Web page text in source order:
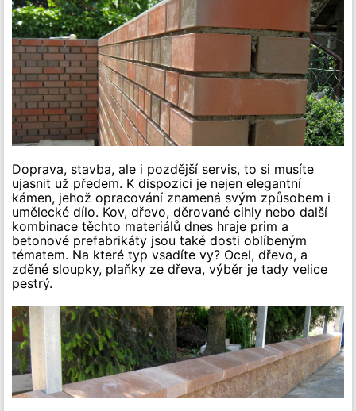
Doprava, stavba, ale i pozdější servis, to si musíte
ujasnit už předem. K dispozici je nejen elegantní
kámen, jehož opracování znamená svým způsobem i
umělecké dílo. Kov, dřevo, děrované cihly nebo další
kombinace těchto materiálů dnes hraje prim a
betonové prefabrikáty jsou také dosti oblíbeným
tématem. Na které typ vsadíte vy? Ocel, dřevo, a
zděné sloupky, plaňky ze dřeva, výběr je tady velice
pestrý.